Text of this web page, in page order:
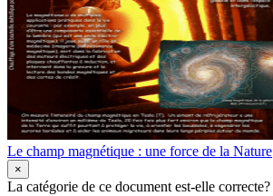
Le champ magnétique : une force de la Nature
×
La catégorie de ce document est-elle correcte?